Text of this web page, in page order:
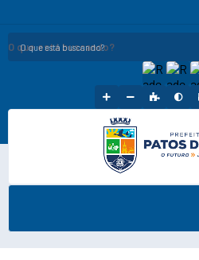
O que está buscando?